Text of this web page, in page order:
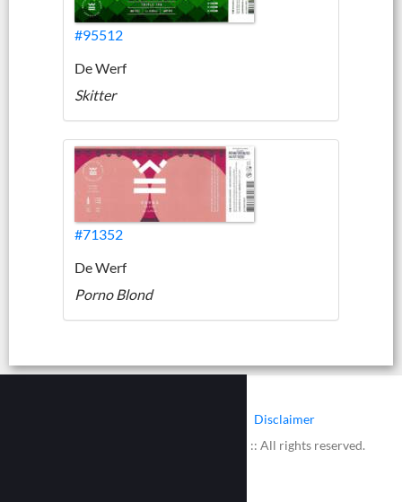
#95512
De Werf
Skitter
#71352
De Werf
Porno Blond
Disclaimer
© 2002 - 2026 :: www.bieretiketten.nl :: All rights reserved.